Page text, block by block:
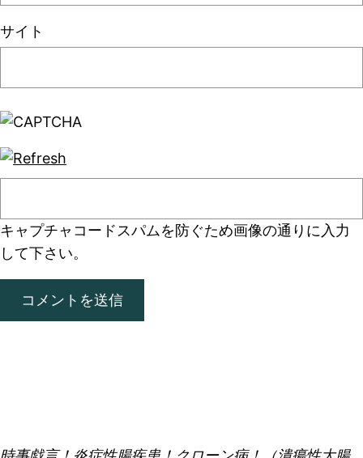
サイト
キャプチャコード スパムを防ぐため画像の通りに入力
して下さい。